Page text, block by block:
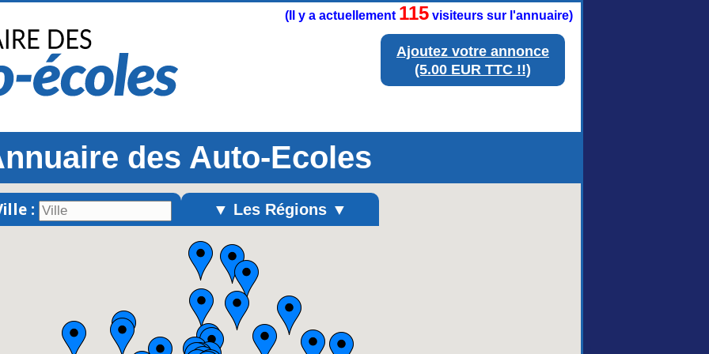
Ajoutez votre annonce
(5.00 EUR TTC !!)
(Il y a actuellement 115 visiteurs sur l'annuaire)
des Auto-Ecoles
: ▼ Les Régions ▼
Aquitaine
Auvergne
Basse-Normandie
Bourgogne